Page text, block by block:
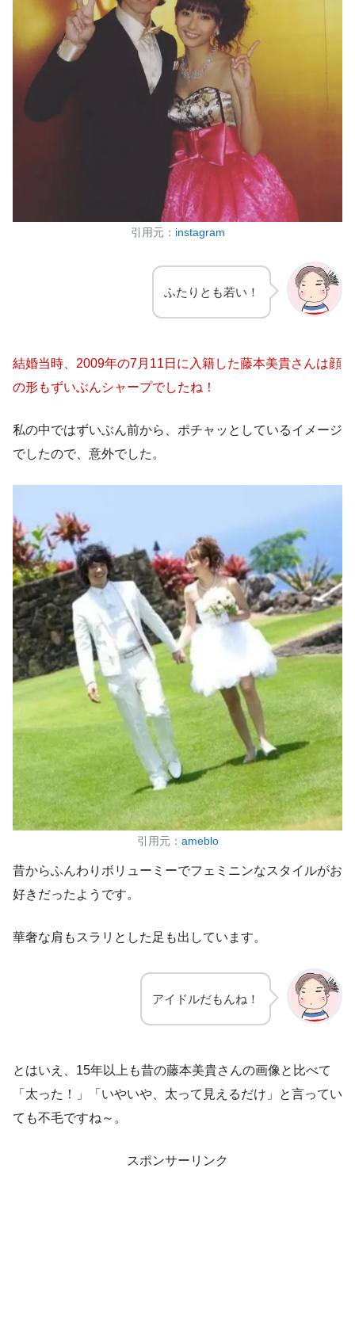
引用元： instagram
ふたりとも若い！
結婚当時、2009年の7月11日に入籍した藤本美貴さんは顔
の形もずいぶんシャープでしたね！
私の中ではずいぶん前から、ポチャッとしているイメージ
でしたので、意外でした。
引用元： ameblo
昔からふんわりボリューミーでフェミニンなスタイルがお
好きだったようです。
華奢な肩もスラリとした足も出しています。
アイドルだもんね！
とはいえ、15年以上も昔の藤本美貴さんの画像と比べて
「太った！」「いやいや、太って見えるだけ」と言ってい
ても不毛ですね～。
スポンサーリンク